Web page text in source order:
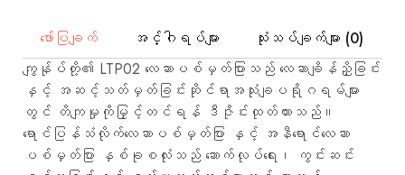
အသုံးချ
များ၏လိုအပ်ချက်
များ
ကို
ဖြည့်ဆည်း
ရန်
ဒီဇိုင်း
ထုတ်ထား
ပါသည်။
ဖော်ပြချက် အင်္ဂါရပ်များ
သုံးသပ်ချက်များ (0)
ကျွန်ုပ်တို့၏ LTP02 လေဆာပစ်မှတ်ပြားသည် လေဆာချိန်ညှိခြင်း
နှင့် အဆင့်သတ်မှတ်ခြင်းဆိုင်ရာအသုံးချပရိုဂရမ်များ
တွင် တိကျမှုကိုမြှင့်တင်ရန် ဒီဇိုင်းထုတ်ထားသည်။
ရောင်ပြန်သံလိုက်လေဆာပစ်မှတ်ပြား နှင့် အနီရောင်လေဆာ
ပစ်မှတ်ပြား နှစ်ခုစလုံးသည် ဆောက်လုပ်ရေး၊ ကွင်းဆင်း